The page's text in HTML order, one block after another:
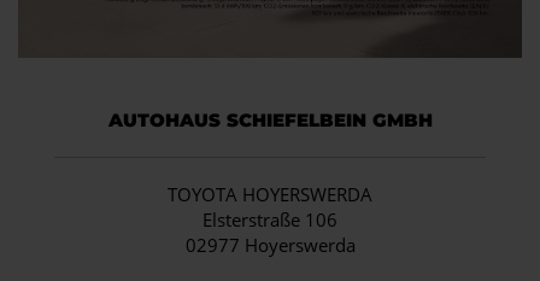
AUTOHAUS SCHIEFELBEIN GMBH
TOYOTA HOYERSWERDA
Elsterstraße 106
02977 Hoyerswerda